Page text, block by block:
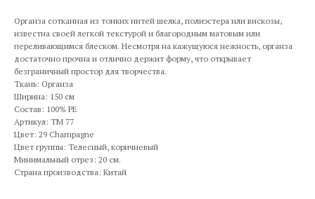
Органза сотканная из тонких нитей шелка, полиэстера или вискозы,
известна своей легкой текстурой и благородным матовым или
переливающимся блеском. Несмотря на кажущуюся нежность, органза
достаточно прочна и отлично держит форму, что открывает
безграничный простор для творчества.
Ткань: Органза
Ширина: 150 см
Состав: 100% PE
Артикул: TM 77
Цвет: 29 Champagne
Цвет группы: Телесный, коричневый
Минимальный отрез: 20 см.
Страна производства: Китай